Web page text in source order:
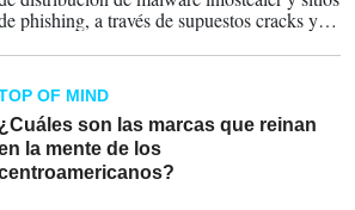
phishing, a través de supuestos cracks y
mods comprometidos en plataformas y
reconocidos.
OF MIND
¿Cuáles son las marcas que reinan
la mente de los